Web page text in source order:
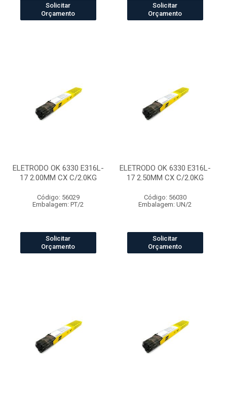
Solicitar
Orçamento
Solicitar
Orçamento
ELETRODO OK 6330 E316L-
17 2.00MM CX C/2.0KG
Código: 56029
Embalagem: PT/2
Solicitar
Orçamento
ELETRODO OK 6330 E316L-
17 2.50MM CX C/2.0KG
Código: 56030
Embalagem: UN/2
Solicitar
Orçamento